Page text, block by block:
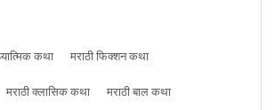
कथा
मराठी फिक्शन कथा
मराठी क्लासिक कथा
मराठी बाल कथा